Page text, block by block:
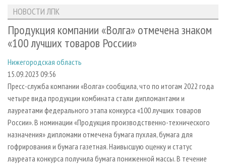
ЛЕСОЗАГОТОВКА
ЛЕСОПИЛЕНИЕ
СУШКА ДРЕВЕСИНЫ
ПРОИЗВОДСТВО ДРЕВЕСНЫХ ПЛИТ
ДЕРЕВЯННОЕ ДОМОСТРОЕНИЕ
ПРОИЗВОДСТВО МЕБЕЛИ
БИОЭНЕРГЕТИКА
ЦБП
НОВОСТИ ЛПК
НОВОСТИ ЖУРНАЛА
ПРОЕКТЫ ЛПИ
АНАЛИТИКА
ПРЕДПРИЯТИЯ ЛПК
ПЕРСОНЫ
МОБИЛЬНЫЕ ВЫСТАВКИ
ОФИЦИАЛЬНЫЕ ДЕЛЕГАЦИИ
ПРИОРИТЕТНЫЕ ИНВЕСТПРОЕКТЫ
RUSSIAN FORESTRY REVIEW
ГАЗЕТА ЛЕСПРОМФОРУМ
АРХИВ ЖУРНАЛОВ
О ЖУРНАЛЕ
КОНТАКТЫ
РЕКЛАМОДАТЕЛЯМ
РЕКЛАМА
РЕКЛАМА НА САЙТЕ
НОВОСТИ ЛПК
Продукция компании «Волга» отмечена знаком
«100 лучших товаров России»
Нижегородская область
15.09.2023 09:56
Пресс-служба компании «Волга» сообщила, что по итогам 2022 года
четыре вида продукции комбината стали дипломантами и
лауреатами федерального этапа конкурса «100 лучших товаров
России». В номинации «Продукция производственно-технического
назначения» дипломами отмечена бумага пухлая, бумага для
гофрирования и бумага газетная. Наивысшую оценку и статус
лауреата конкурса получила бумага пониженной массы. В течение